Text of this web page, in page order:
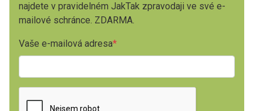
najdete v pravidelném JakTak zpravodaji ve své e-
mailové schránce. ZDARMA.
Vaše e-mailová adresa